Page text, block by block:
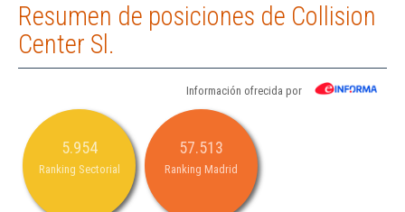
Resumen de posiciones de Collision
Center Sl.
Información ofrecida por
5.954
Ranking Sectorial
57.513
Ranking Madrid